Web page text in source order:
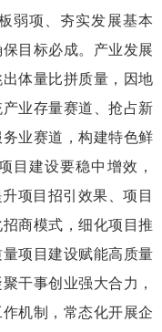
弱项、夯实发展基本
目标必成。产业发展
体量比拼质量，因地
业存量赛道、抢占新
业赛道，构建特色鲜
目建设要稳中增效，
项目招引效果、项目
商模式，细化项目推
项目建设赋能高质量
干事创业强大合力，
机制，常态化开展企